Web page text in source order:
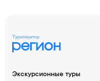
Экскурсионные туры